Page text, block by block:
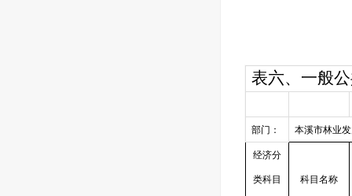
表六、一般
部门： 本溪市林业
经济分
类科目 科目名称